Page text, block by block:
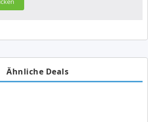
Ähnliche Deals